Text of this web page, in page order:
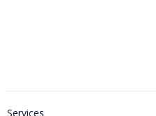
Services